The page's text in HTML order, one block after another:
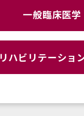
一般臨床医学
リハビリテーショ